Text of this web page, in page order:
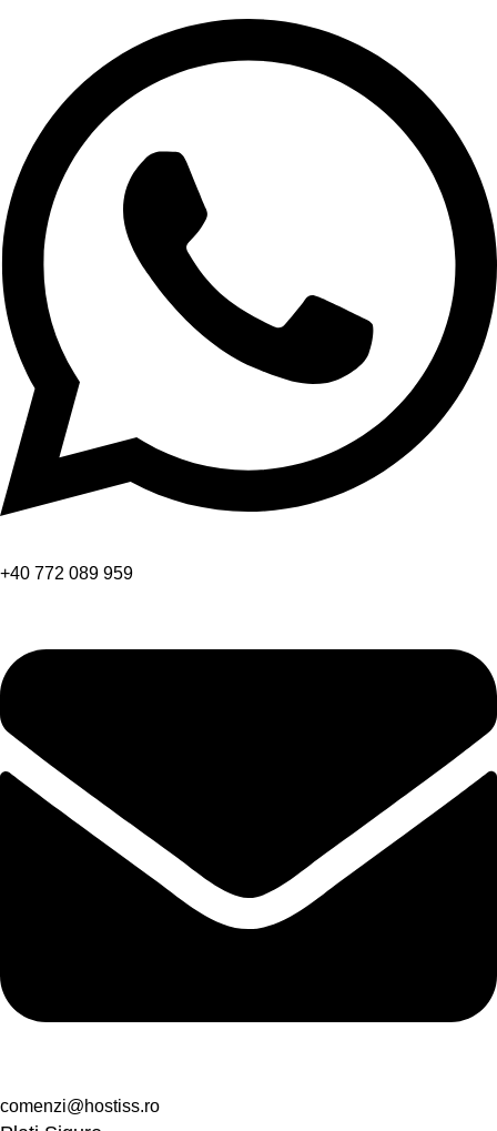
+40 772 089 959
comenzi@hostiss.ro